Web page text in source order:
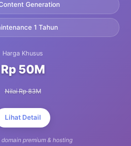
Generation
1 Tahun
Harga Khusus
Rp 50M
Nilai Rp 83M
Lihat Detail
domain premium & hosting